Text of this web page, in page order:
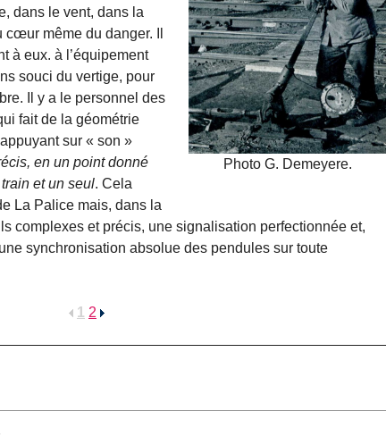
Photo G. Demeyere.
dans le vent, dans la
même du danger. Il
à eux. à l’équipement
souci du vertige, pour
Il y a le personnel des
fait de la géométrie
sur « son »
en un point donné
et un seul. Cela
La Palice mais, dans la
complexes et précis, une signalisation perfectionnée et,
synchronisation absolue des pendules sur toute
1 2